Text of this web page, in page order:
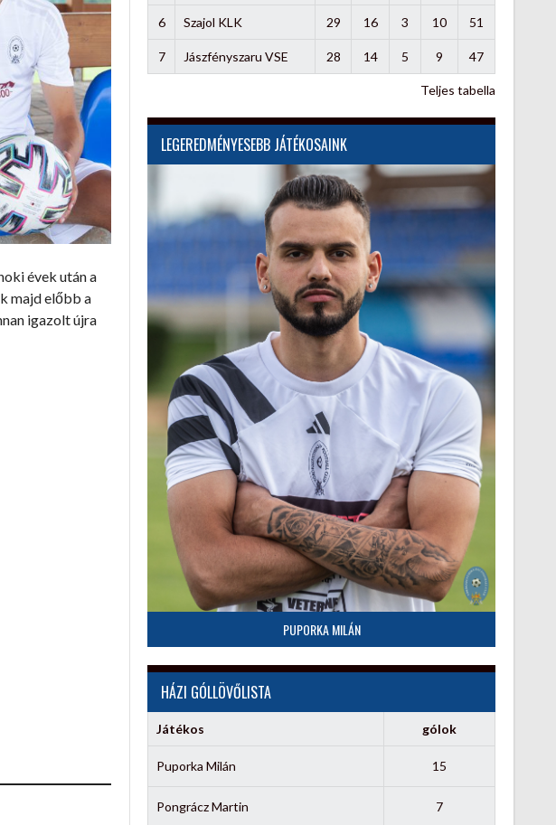
évek után a
majd előbb a
igazolt újra
6 Szajol KLK 29 16 3 10 51
7 Jászfényszaru VSE 28 14 5 9 47
Teljes tabella
LEGEREDMÉNYESEBB JÁTÉKOSAINK
PUPORKA MILÁN
HÁZI GÓLLÖVŐLISTA
Játékos gólok
Puporka Milán 15
Pongrácz Martin 7